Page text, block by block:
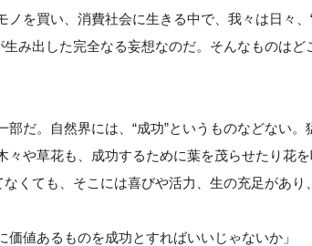
を買い、消費社会に生きる中で、我々は日々、
み出した完全なる妄想なのだ。そんなものはど
だ。自然界には、“成功”というものなどない。
や草花も、成功するために葉を茂らせたり花
くても、そこには喜びや活力、生の充足があり
値あるものを成功とすればいいじゃないか」